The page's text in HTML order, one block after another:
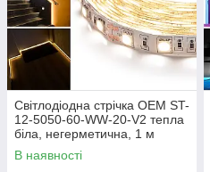
Світлодіодна стрічка OEM ST-
12-5050-60-WW-20-V2 тепла
біла, негерметична, 1 м
В наявності